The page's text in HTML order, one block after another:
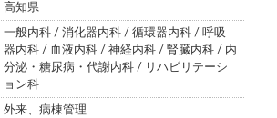
高知県
一般内科 / 消化器内科 / 循環器内科 / 呼吸
器内科 / 血液内科 / 神経内科 / 腎臓内科 / 内
分泌・糖尿病・代謝内科 / リハビリテーシ
ョン科
外来、病棟管理